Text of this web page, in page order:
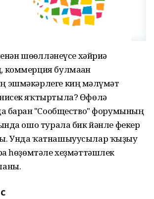
шөғөлләнеүсе хәйриә
булмаған
киң мәғлүмәт
яҡтыртыла? Өфөлә
барған "Сообщество" форумының
ошо турала бик йәнле фекер
Унда ҡатнашыуусылар ҡыҙыу
һөҙөмтәле хеҙмәттәшлек